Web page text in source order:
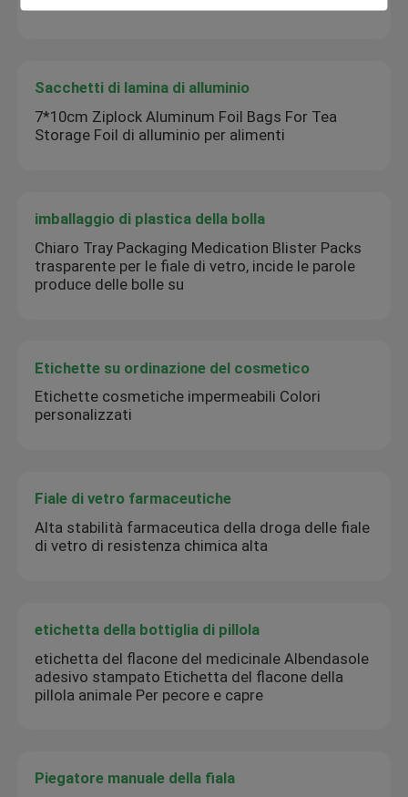
Sacchetti di lamina di alluminio
7*10cm Ziplock Aluminum Foil Bags For Tea
Storage Foil di alluminio per alimenti
imballaggio di plastica della bolla
Chiaro Tray Packaging Medication Blister Packs
trasparente per le fiale di vetro, incide le parole
produce delle bolle su
Etichette su ordinazione del cosmetico
Etichette cosmetiche impermeabili Colori
personalizzati
Fiale di vetro farmaceutiche
Alta stabilità farmaceutica della droga delle fiale
di vetro di resistenza chimica alta
etichetta della bottiglia di pillola
etichetta del flacone del medicinale Albendasole
adesivo stampato Etichetta del flacone della
pillola animale Per pecore e capre
Piegatore manuale della fiala